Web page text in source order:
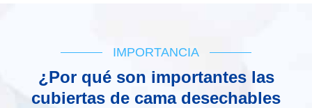
IMPORTANCIA
¿Por qué son importantes las
cubiertas de cama desechables